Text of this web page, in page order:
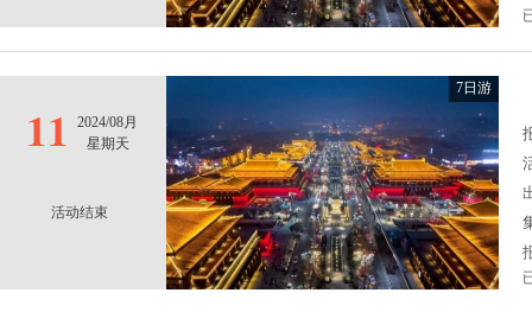
11
2024/08月
星期天
活动结束
7日游